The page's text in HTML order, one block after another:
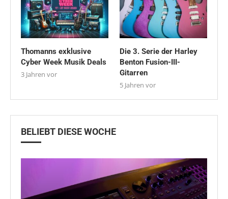
Thomanns exklusive
Cyber Week Musik Deals
3 Jahren vor
Die 3. Serie der Harley
Benton Fusion-III-
Gitarren
5 Jahren vor
BELIEBT DIESE WOCHE